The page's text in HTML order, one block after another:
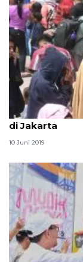
Dinas
di Jakarta
10 Juni 2019